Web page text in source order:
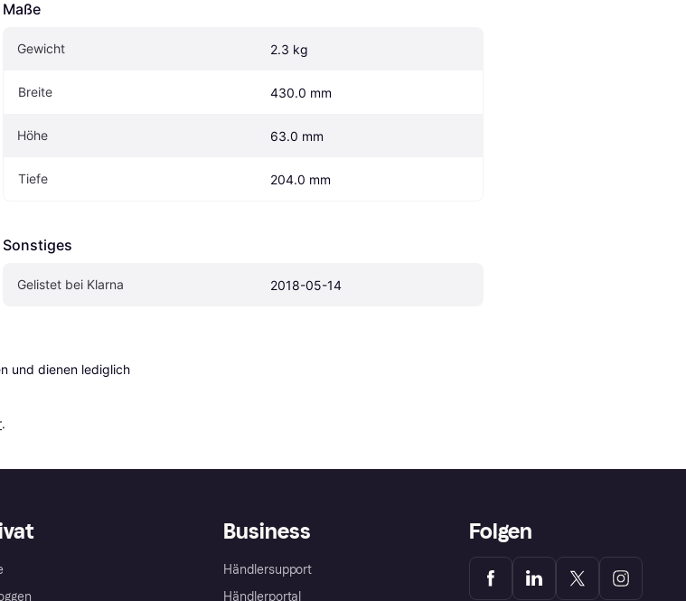
Maße
Gewicht 2.3 kg
Breite 430.0 mm
Höhe 63.0 mm
Tiefe 204.0 mm
Sonstiges
Gelistet bei Klarna 2018-05-14
und dienen lediglich
.
Business
Händlersupport
Händlerportal
Folgen